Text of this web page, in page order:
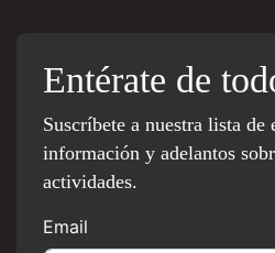
Entérate de
Suscríbete a nuestra lista
información y adelantos
actividades.
Email